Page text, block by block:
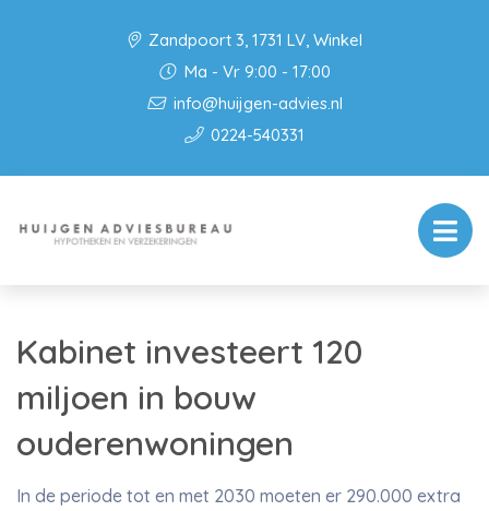
Zandpoort 3, 1731 LV, Winkel
Ma - Vr 9:00 - 17:00
info@huijgen-advies.nl
0224-540331
Kabinet investeert 120
miljoen in bouw
ouderenwoningen
In de periode tot en met 2030 moeten er 290.000 extra